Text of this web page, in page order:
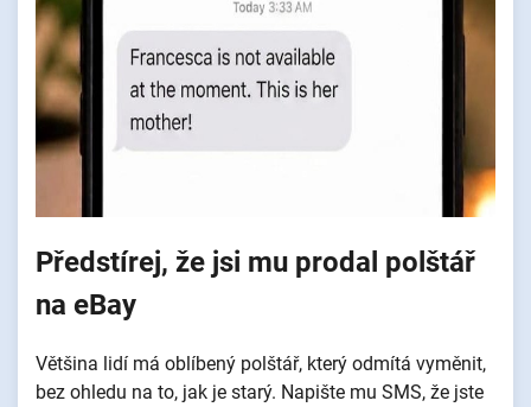
Předstírej, že jsi mu prodal polštář
na eBay
Většina lidí má oblíbený polštář, který odmítá vyměnit,
bez ohledu na to, jak je starý. Napište mu SMS, že jste